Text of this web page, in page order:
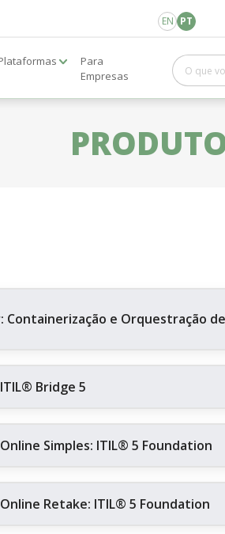
EN PT
Para
Empresas
Containerização e Orquestração
Bridge 5
Simples: ITIL® 5 Foundation
Retake: ITIL® 5 Foundation